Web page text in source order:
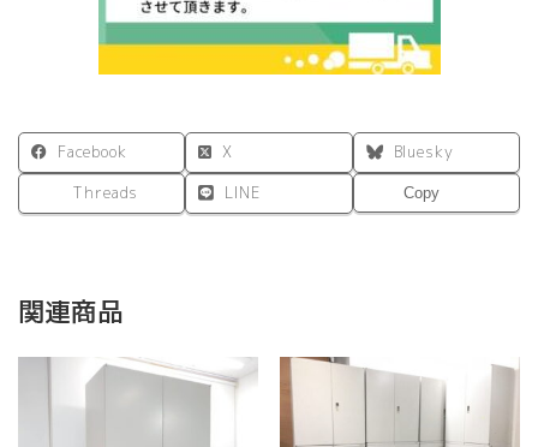
Facebook X
Bluesky
Threads
LINE Copy
関連商品